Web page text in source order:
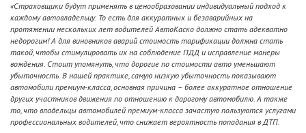
«Страховщики будут применять в ценообразовании индивидуальный подход к
каждому автовладельцу. То есть для аккуратных и безаварийных на
протяжении нескольких лет водителей АвтоКаско должно стать адекватно
недорогим! А для виновников аварий стоимость тарификации должна стать
такой, чтобы стимулировать их на соблюдение ПДД и исправление манеры
вождения. Стоит упомянуть, что дорогие по стоимости авто уменьшают
убыточность. В нашей практике, самую низкую убыточность показывают
автомобили премиум-класса, основная причина – более аккуратное отношение
других участников движения по отношению к дорогому автомобилю. А также
то, что владельцы автомобилей премиум-класса зачастую пользуются услугами
профессиональных водителей, что снижает вероятность попадания в ДТП.